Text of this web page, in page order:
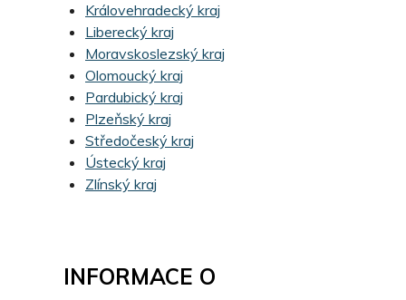
Královehradecký kraj
Liberecký kraj
Moravskoslezský kraj
Olomoucký kraj
Pardubický kraj
Plzeňský kraj
Středočeský kraj
Ústecký kraj
Zlínský kraj
INFORMACE O